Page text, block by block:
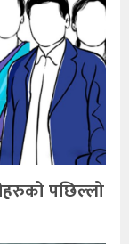
पछिल्लो